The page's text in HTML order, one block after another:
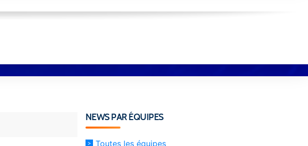
NEWS PAR ÉQUIPES
Toutes les équipes